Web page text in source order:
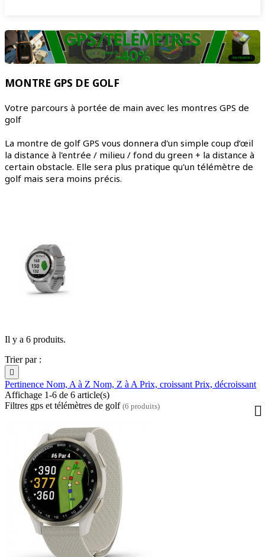
MONTRE GPS DE GOLF
Votre parcours à portée de main avec les montres GPS de
golf
La montre de golf GPS vous donnera d'un simple coup d’œil
la distance à l'entrée / milieu / fond du green + la distance à
certain obstacle. Elle sera plus pratique qu'un télémètre de
golf mais sera moins précis.
Il y a 6 produits.
Trier par :

Pertinence Nom, A à Z Nom, Z à A Prix, croissant Prix, décroissant
Affichage 1-6 de 6 article(s)
Filtres gps et télémètres de golf (6 produits)